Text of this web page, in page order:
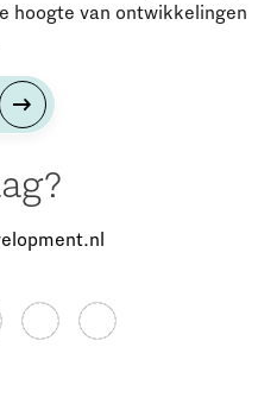
hoogte van ontwikkelingen